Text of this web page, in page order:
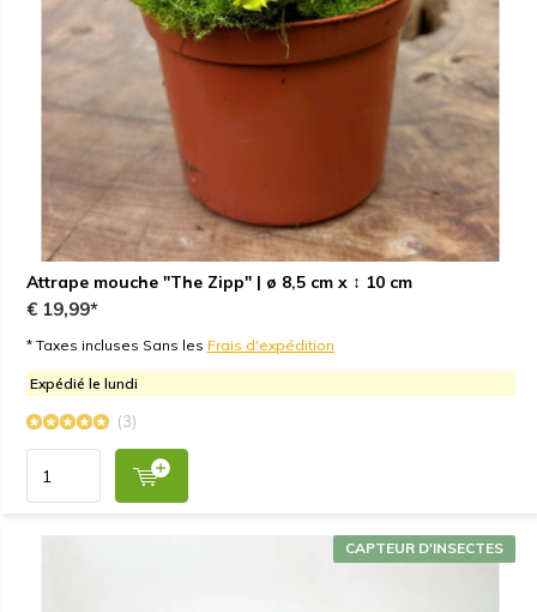
Attrape mouche "The Zipp" | ø 8,5 cm x ↕ 10 cm
€ 19,99*
* Taxes incluses Sans les Frais d'expédition
Expédié le lundi
(3)
CAPTEUR D'INSECTES